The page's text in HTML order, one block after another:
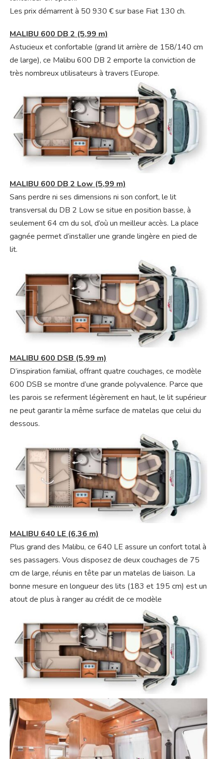
Les prix démarrent à 50 930 € sur base Fiat 130 ch.
MALIBU 600 DB 2 (5,99 m)
Astucieux et confortable (grand lit arrière de 158/140 cm
de large), ce Malibu 600 DB 2 emporte la conviction de
très nombreux utilisateurs à travers l’Europe.
MALIBU 600 DB 2 Low (5,99 m)
Sans perdre ni ses dimensions ni son confort, le lit
transversal du DB 2 Low se situe en position basse, à
seulement 64 cm du sol, d’où un meilleur accès. La place
gagnée permet d’installer une grande lingère en pied de
lit.
MALIBU 600 DSB (5,99 m)
D’inspiration familial, offrant quatre couchages, ce modèle
600 DSB se montre d’une grande polyvalence. Parce que
les parois se referment légèrement en haut, le lit supérieur
ne peut garantir la même surface de matelas que celui du
dessous.
MALIBU 640 LE (6,36 m)
Plus grand des Malibu, ce 640 LE assure un confort total à
ses passagers. Vous disposez de deux couchages de 75
cm de large, réunis en tête par un matelas de liaison. La
bonne mesure en longueur des lits (183 et 195 cm) est un
atout de plus à ranger au crédit de ce modèle